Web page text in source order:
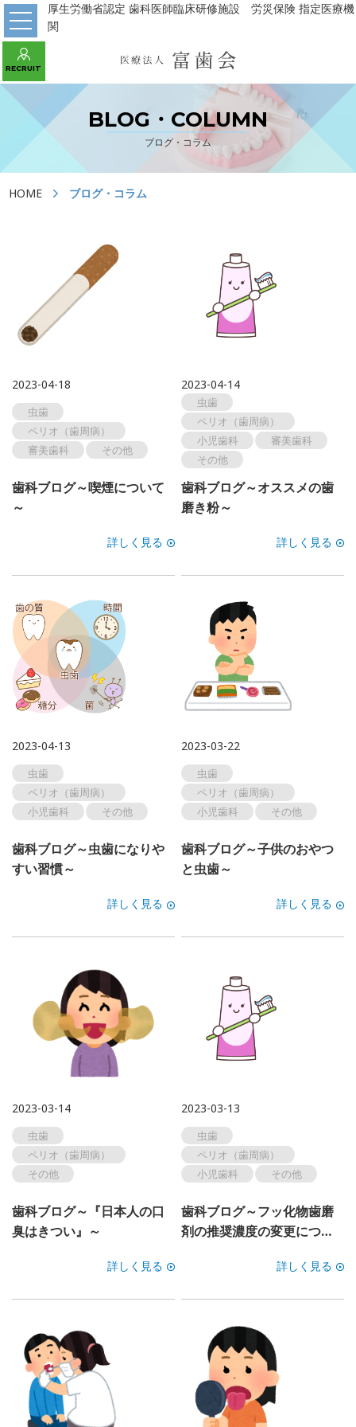
厚生労働省認定 歯科医師臨床研修施設 労災保険 指定医療機
関
RECRUIT WEB予約 初診の方はこちら
あべの診療所 パンジョ診療所 守口市駅診療所
川上歯科パンジョ診療所 川上歯科あべの診療所
川上歯科守口市駅診療所 デンタルラボ
当院の治療
予防 ホワイトニング
インプラント マウスピース矯正
ドクター紹介
お問い合わせ 訪問診療について
BLOG・COLUMN
ブログ・コラム
HOME ブログ・コラム
2023-04-18
虫歯
ペリオ（歯周病）
審美歯科
その他
歯科ブログ～喫煙について
～
詳しく見る
2023-04-14
虫歯
ペリオ（歯周病）
小児歯科
審美歯科
その他
歯科ブログ～オススメの歯
磨き粉～
詳しく見る
2023-04-13
虫歯
ペリオ（歯周病）
小児歯科
その他
歯科ブログ～虫歯になりや
すい習慣～
詳しく見る
2023-03-22
虫歯
ペリオ（歯周病）
小児歯科
その他
歯科ブログ～子供のおやつ
と虫歯～
詳しく見る
2023-03-14
虫歯
ペリオ（歯周病）
その他
歯科ブログ～『日本人の口
臭はきつい』～
詳しく見る
2023-03-13
虫歯
ペリオ（歯周病）
小児歯科
その他
歯科ブログ～フッ化物歯磨
剤の推奨濃度の変更につ…
詳しく見る